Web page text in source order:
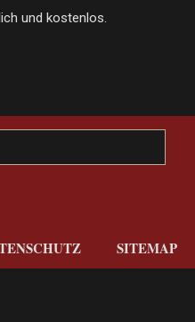
und kostenlos.
SITEMAP